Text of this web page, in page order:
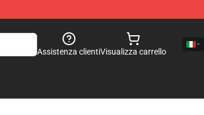
Assistenza clientiVisualizza carrello